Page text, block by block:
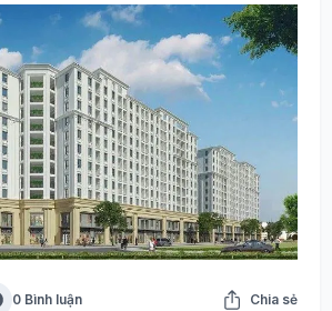
0 Bình luận Chia sẻ